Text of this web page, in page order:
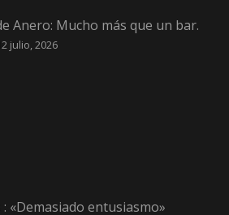
Anero: Mucho más que un bar.
julio, 2026
«Demasiado entusiasmo»